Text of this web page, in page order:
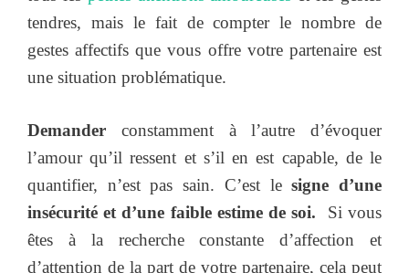
tendres, mais le fait de compter le nombre de
gestes affectifs que vous offre votre partenaire est
une situation problématique.
Demander constamment à l’autre d’évoquer
l’amour qu’il ressent et s’il en est capable, de le
quantifier, n’est pas sain. C’est lesigne d’une
insécurité et d’une faible estime de soi. Si vous
êtes à la recherche constante d’affection et
d’attention de la part de votre partenaire, cela peut